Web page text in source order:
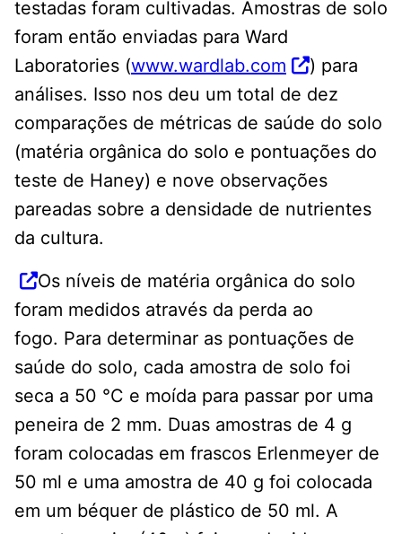
testadas foram cultivadas. Amostras de solo
foram então enviadas para Ward
Laboratories (www.wardlab.com
) para
análises. Isso nos deu um total de dez
comparações de métricas de saúde do solo
(matéria orgânica do solo e pontuações do
teste de Haney) e nove observações
pareadas sobre a densidade de nutrientes
da cultura.
Os níveis de matéria orgânica do solo
foram medidos através da perda ao
fogo. Para determinar as pontuações de
saúde do solo, cada amostra de solo foi
seca a 50 °C e moída para passar por uma
peneira de 2 mm. Duas amostras de 4 g
foram colocadas em frascos Erlenmeyer de
50 ml e uma amostra de 40 g foi colocada
em um béquer de plástico de 50 ml. A